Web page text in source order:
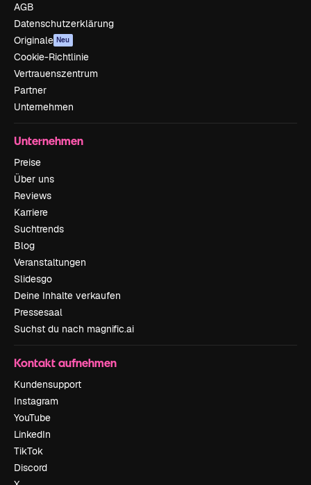
AGB
Datenschutzerklärung
Originale Neu
Cookie-Richtlinie
Vertrauenszentrum
Partner
Unternehmen
Unternehmen
Preise
Über uns
Reviews
Karriere
Suchtrends
Blog
Veranstaltungen
Slidesgo
Deine Inhalte verkaufen
Pressesaal
Suchst du nach magnific.ai
Kontakt aufnehmen
Kundensupport
Instagram
YouTube
LinkedIn
TikTok
Discord